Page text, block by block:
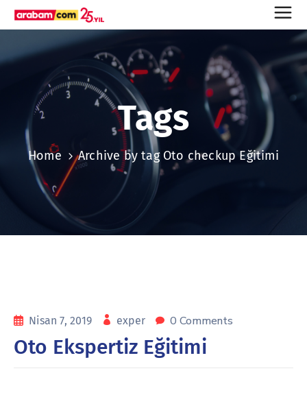
Tags
Home Archive by tag Oto checkup Eğitimi
Nisan 7, 2019 exper 0 Comments
Oto Ekspertiz Eğitimi